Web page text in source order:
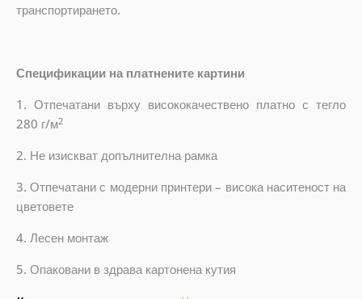
транспортирането.
Спецификации на платнените картини
1. Отпечатани върху висококачествено платно с тегло
280 г/м2
2. Не изискват допълнителна рамка
3. Отпечатани с модерни принтери – висока наситеност на
цветовете
4. Лесен монтаж
5. Опаковани в здрава картонена кутия